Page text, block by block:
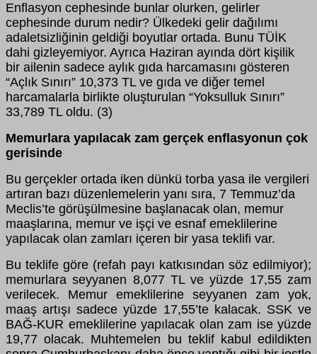
Enflasyon cephesinde bunlar olurken, gelirler
cephesinde durum nedir? Ülkedeki gelir dağılımı
adaletsizliğinin geldiği boyutlar ortada. Bunu TÜİK
dahi gizleyemiyor. Ayrıca Haziran ayında dört kişilik
bir ailenin sadece aylık gıda harcamasını gösteren
“Açlık Sınırı” 10,373 TL ve gıda ve diğer temel
harcamalarla birlikte oluşturulan “Yoksulluk Sınırı”
33,789 TL oldu. (3)
Memurlara yapılacak zam gerçek enflasyonun çok
gerisinde
Bu gerçekler ortada iken dünkü torba yasa ile vergileri
artıran bazı düzenlemelerin yanı sıra, 7 Temmuz’da
Meclis’te görüşülmesine başlanacak olan, memur
maaşlarına, memur ve işçi ve esnaf emeklilerine
yapılacak olan zamları içeren bir yasa teklifi var.
Bu teklife göre (refah payı katkısından söz edilmiyor);
memurlara seyyanen 8,077 TL ve yüzde 17,55 zam
verilecek. Memur emeklilerine seyyanen zam yok,
maaş artışı sadece yüzde 17,55’te kalacak. SSK ve
BAĞ-KUR emeklilerine yapılacak olan zam ise yüzde
19,77 olacak. Muhtemelen bu teklif kabul edildikten